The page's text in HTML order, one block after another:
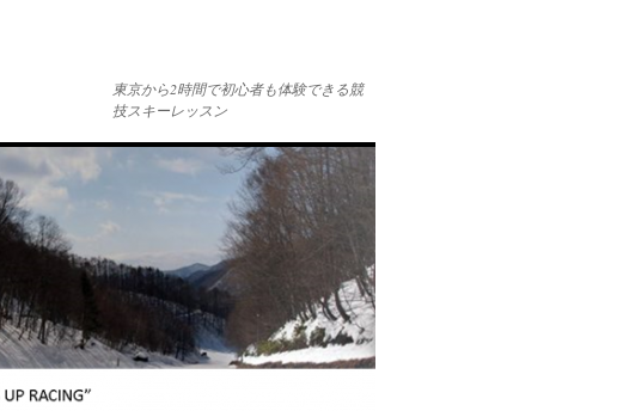
東京から2時間で初心者も体験できる競
技スキーレッスン